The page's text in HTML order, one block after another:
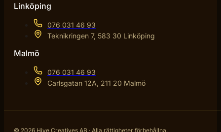
Linköping
076 031 46 93
Teknikringen 7, 583 30 Linköping
Malmö
076 031 46 93
Carlsgatan 12A, 211 20 Malmö
© 2026 Hive Creatives AB · Alla rättigheter förbehållna.